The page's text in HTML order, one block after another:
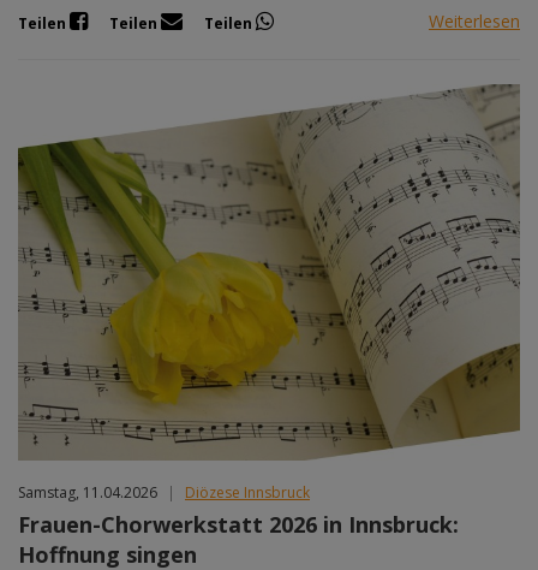
Teilen Teilen Teilen Weiterlesen
Samstag, 11.04.2026 | Diözese Innsbruck
Frauen-Chorwerkstatt 2026 in Innsbruck:
Hoffnung singen